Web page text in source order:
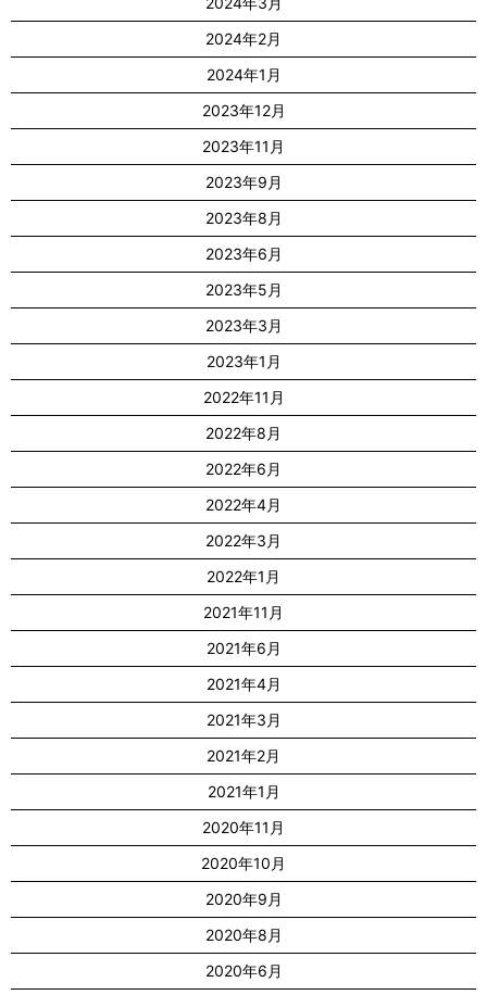
2024年2月
2024年1月
2023年12月
2023年11月
2023年9月
2023年8月
2023年6月
2023年5月
2023年3月
2023年1月
2022年11月
2022年8月
2022年6月
2022年4月
2022年3月
2022年1月
2021年11月
2021年6月
2021年4月
2021年3月
2021年2月
2021年1月
2020年11月
2020年10月
2020年9月
2020年8月
2020年6月